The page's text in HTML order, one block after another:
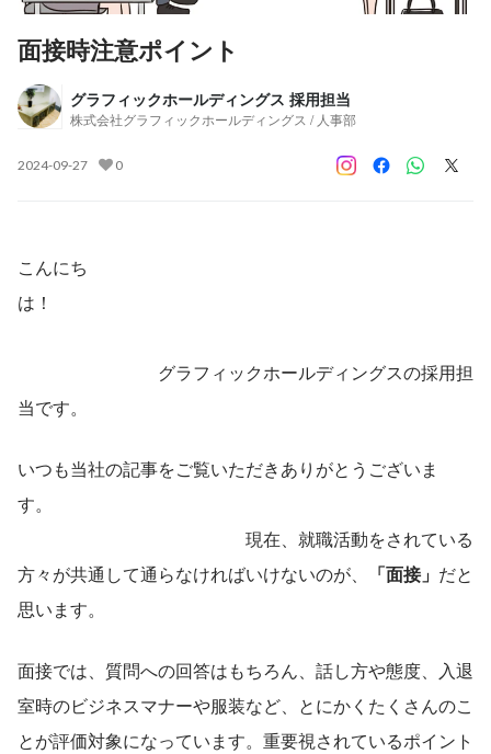
面接時注意ポイント
グラフィックホールディングス 採用担当
株式会社グラフィックホールディングス / 人事部
2024-09-27 0
こんにち
は！
グラフィックホールディングスの採用担
当です。
いつも当社の記事をご覧いただきありがとうございま
す。
現在、就職活動をされている
方々が共通して通らなければいけないのが、
「面接」 だと
思います。
面接では、質問への回答はもちろん、話し方や態度、入退
室時のビジネスマナーや服装など、とにかくたくさんのこ
とが評価対象になっています。重要視されているポイント